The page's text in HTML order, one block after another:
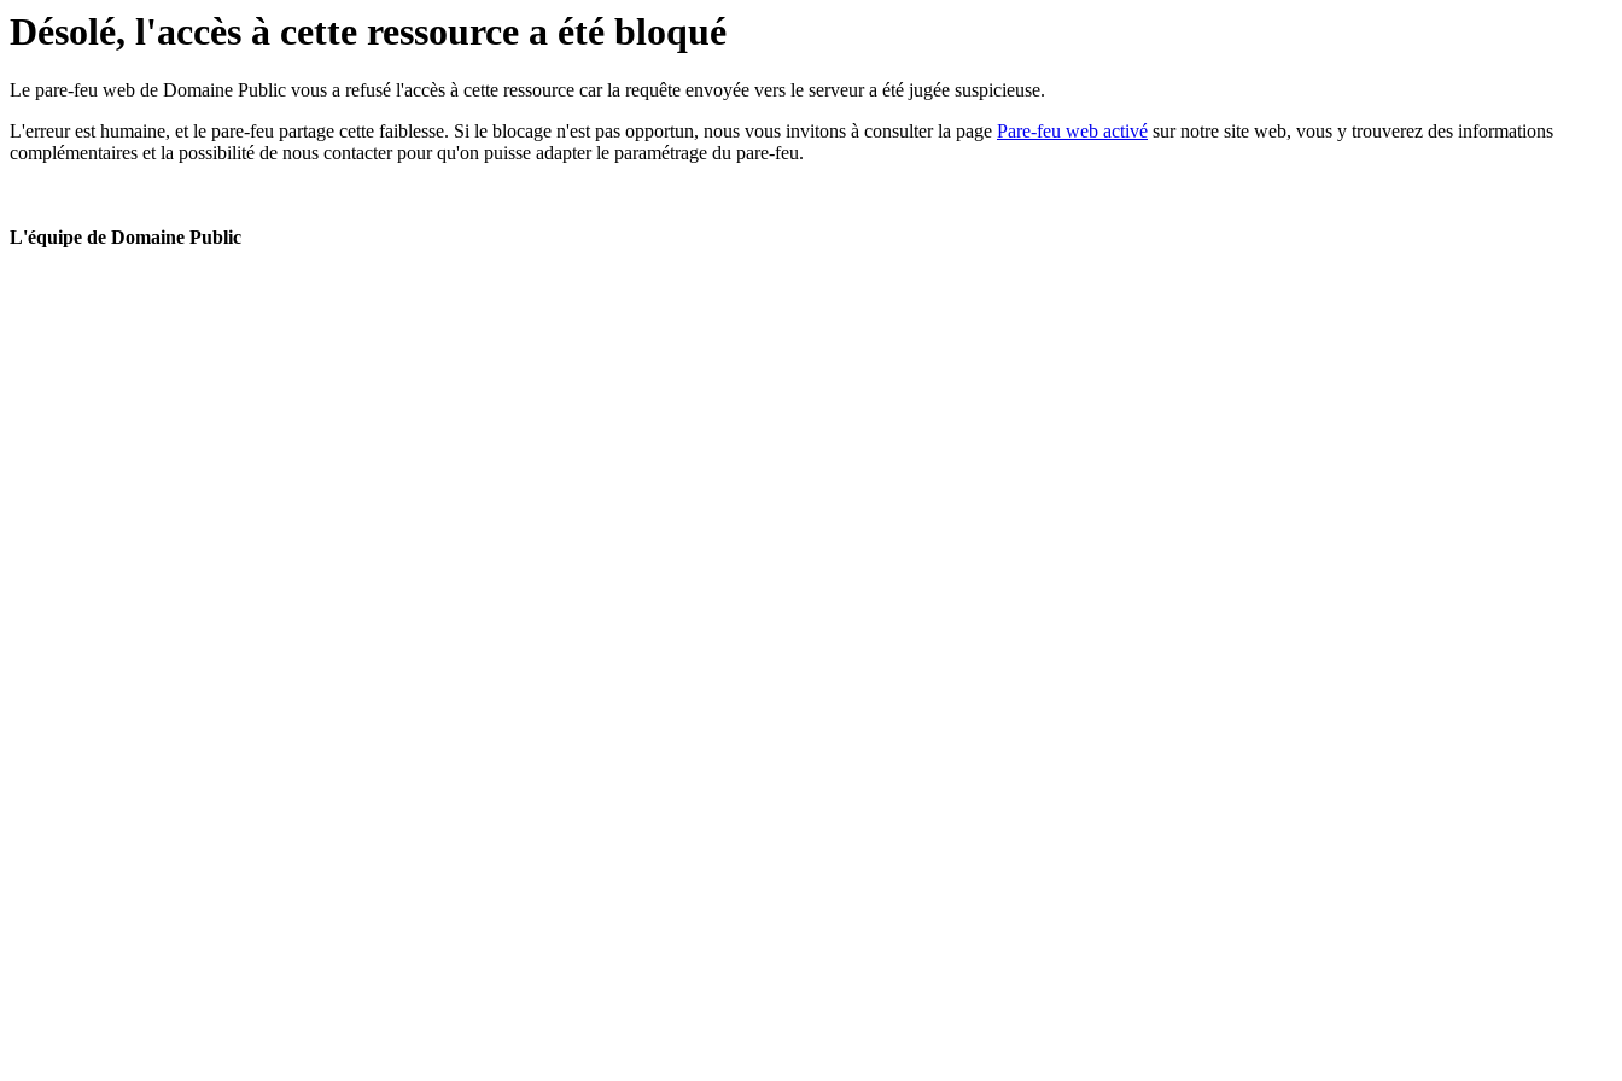
Désolé, l'accès à cette ressource a été bloqué
Le pare-feu web de Domaine Public vous a refusé l'accès à cette ressource car la requête envoyée vers le serveur a été jugée suspicieuse.
L'erreur est humaine, et le pare-feu partage cette faiblesse. Si le blocage n'est pas opportun, nous vous invitons à consulter la page Pare-feu web activé sur notre site web, vous y trouverez des informations
complémentaires et la possibilité de nous contacter pour qu'on puisse adapter le paramétrage du pare-feu.
L'équipe de Domaine Public